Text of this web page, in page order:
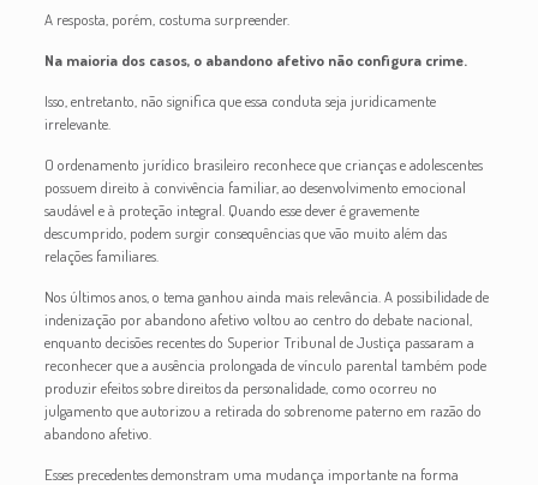
A resposta, porém, costuma surpreender.
Na maioria dos casos, o abandono afetivo não configura crime.
Isso, entretanto, não significa que essa conduta seja juridicamente
irrelevante.
O ordenamento jurídico brasileiro reconhece que crianças e adolescentes
possuem direito à convivência familiar, ao desenvolvimento emocional
saudável e à proteção integral. Quando esse dever é gravemente
descumprido, podem surgir consequências que vão muito além das
relações familiares.
Nos últimos anos, o tema ganhou ainda mais relevância. A possibilidade de
indenização por abandono afetivo voltou ao centro do debate nacional,
enquanto decisões recentes do Superior Tribunal de Justiça passaram a
reconhecer que a ausência prolongada de vínculo parental também pode
produzir efeitos sobre direitos da personalidade, como ocorreu no
julgamento que autorizou a retirada do sobrenome paterno em razão do
abandono afetivo.
Esses precedentes demonstram uma mudança importante na forma